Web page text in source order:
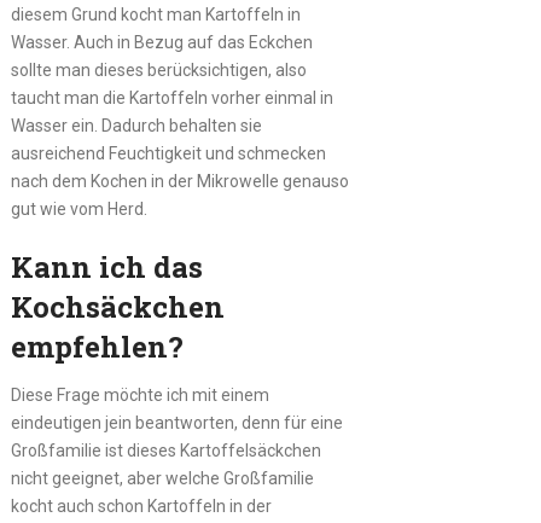
diesem Grund kocht man Kartoffeln in
Wasser. Auch in Bezug auf das Eckchen
sollte man dieses berücksichtigen, also
taucht man die Kartoffeln vorher einmal in
Wasser ein. Dadurch behalten sie
ausreichend Feuchtigkeit und schmecken
nach dem Kochen in der Mikrowelle genauso
gut wie vom Herd.
Kann ich das
Kochsäckchen
empfehlen?
Diese Frage möchte ich mit einem
eindeutigen jein beantworten, denn für eine
Großfamilie ist dieses Kartoffelsäckchen
nicht geeignet, aber welche Großfamilie
kocht auch schon Kartoffeln in der